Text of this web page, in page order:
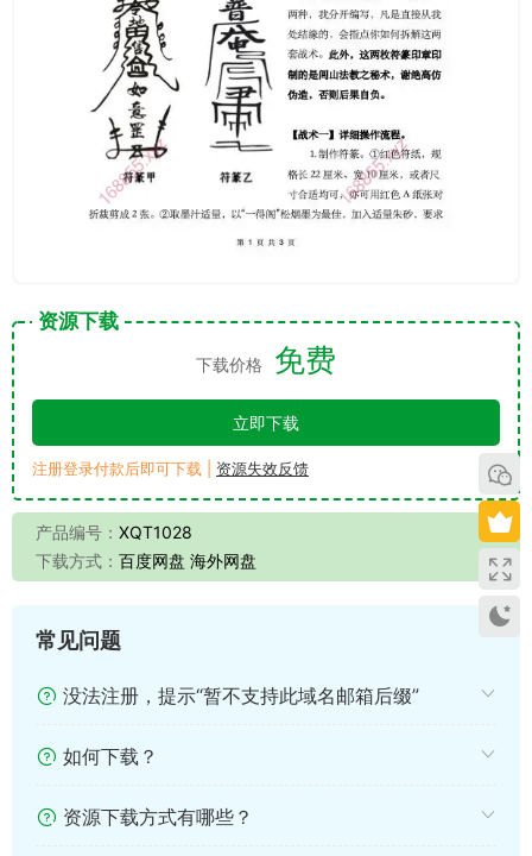
资源下载
下载价格 免费
立即下载
注册登录付款后即可下载 | 资源失效反馈
产品编号： XQT1028
下载方式： 百度网盘 海外网盘
常见问题
没法注册，提示“暂不支持此域名邮箱后缀”
如何下载？
资源下载方式有哪些？